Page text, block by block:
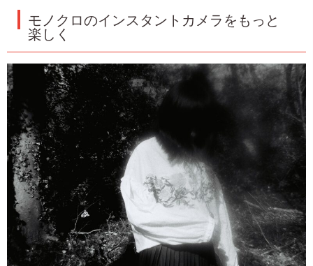
モノクロのインスタントカメラをもっと
楽しく